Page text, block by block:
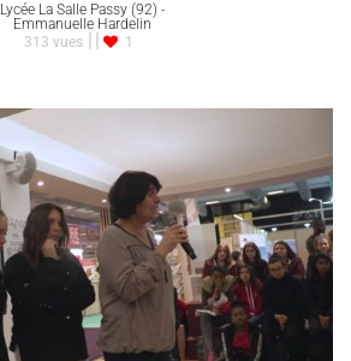
Lycée La Salle Passy (92) -
Emmanuelle Hardelin
313 vues
1